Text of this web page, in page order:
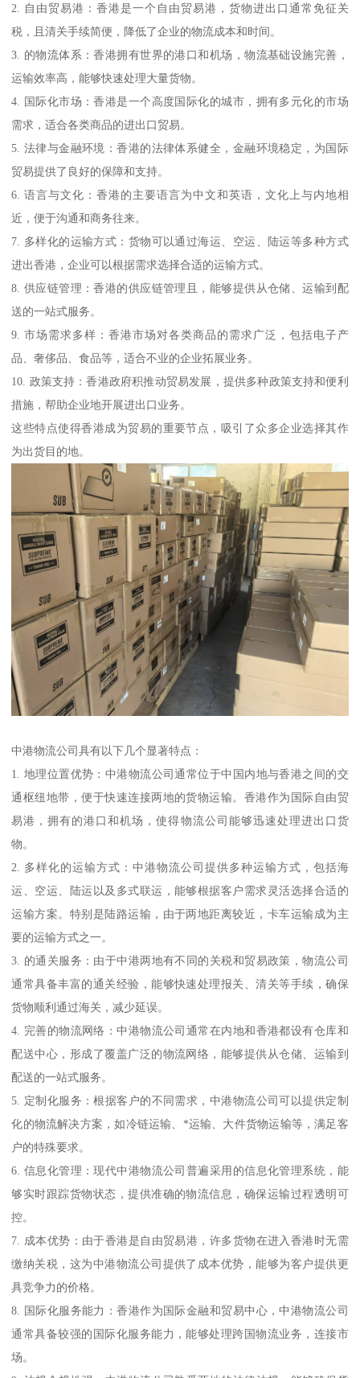
2. 自由贸易港：香港是一个自由贸易港，货物进出口通常免征关
税，且清关手续简便，降低了企业的物流成本和时间。
3. 的物流体系：香港拥有世界的港口和机场，物流基础设施完善，
运输效率高，能够快速处理大量货物。
4. 国际化市场：香港是一个高度国际化的城市，拥有多元化的市场
需求，适合各类商品的进出口贸易。
5. 法律与金融环境：香港的法律体系健全，金融环境稳定，为国际
贸易提供了良好的保障和支持。
6. 语言与文化：香港的主要语言为中文和英语，文化上与内地相
近，便于沟通和商务往来。
7. 多样化的运输方式：货物可以通过海运、空运、陆运等多种方式
进出香港，企业可以根据需求选择合适的运输方式。
8. 供应链管理：香港的供应链管理且，能够提供从仓储、运输到配
送的一站式服务。
9. 市场需求多样：香港市场对各类商品的需求广泛，包括电子产
品、奢侈品、食品等，适合不业的企业拓展业务。
10. 政策支持：香港政府积推动贸易发展，提供多种政策支持和便利
措施，帮助企业地开展进出口业务。
这些特点使得香港成为贸易的重要节点，吸引了众多企业选择其作
为出货目的地。
中港物流公司具有以下几个显著特点：
1. 地理位置优势：中港物流公司通常位于中国内地与香港之间的交
通枢纽地带，便于快速连接两地的货物运输。香港作为国际自由贸
易港，拥有的港口和机场，使得物流公司能够迅速处理进出口货
物。
2. 多样化的运输方式：中港物流公司提供多种运输方式，包括海
运、空运、陆运以及多式联运，能够根据客户需求灵活选择合适的
运输方案。特别是陆路运输，由于两地距离较近，卡车运输成为主
要的运输方式之一。
3. 的通关服务：由于中港两地有不同的关税和贸易政策，物流公司
通常具备丰富的通关经验，能够快速处理报关、清关等手续，确保
货物顺利通过海关，减少延误。
4. 完善的物流网络：中港物流公司通常在内地和香港都设有仓库和
配送中心，形成了覆盖广泛的物流网络，能够提供从仓储、运输到
配送的一站式服务。
5. 定制化服务：根据客户的不同需求，中港物流公司可以提供定制
化的物流解决方案，如冷链运输、*运输、大件货物运输等，满足客
户的特殊要求。
6. 信息化管理：现代中港物流公司普遍采用的信息化管理系统，能
够实时跟踪货物状态，提供准确的物流信息，确保运输过程透明可
控。
7. 成本优势：由于香港是自由贸易港，许多货物在进入香港时无需
缴纳关税，这为中港物流公司提供了成本优势，能够为客户提供更
具竞争力的价格。
8. 国际化服务能力：香港作为国际金融和贸易中心，中港物流公司
通常具备较强的国际化服务能力，能够处理跨国物流业务，连接市
场。